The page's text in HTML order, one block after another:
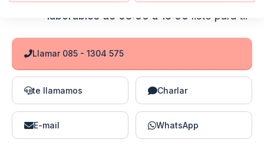
laborables de 08:00 a 18:00 listo para ti.
Llamar 085 - 1304 575
te llamamos Charlar
E-mail WhatsApp